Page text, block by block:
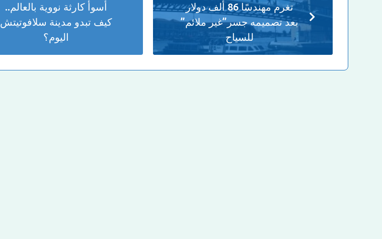
تغرم مهندسًا 86 ألف دولار
بعد تصميمه جسر”غير ملائم”
للسياح
أسوأ كارثة نووية بالعالم..
كيف تبدو مدينة سلافوتيتش
اليوم؟